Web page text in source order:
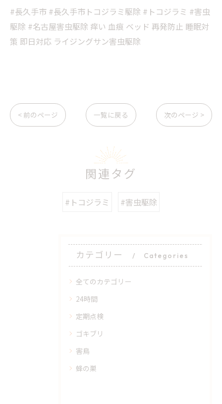
#長久手市 #長久手市トコジラミ駆除 #トコジラミ #害虫
駆除 #名古屋害虫駆除 痒い 血痕 ベッド 再発防止 睡眠対
策 即日対応 ライジングサン害虫駆除
< 前のページ 一覧に戻る 次のページ >
関連タグ
#トコジラミ #害虫駆除
カテゴリー Categories
全てのカテゴリー
24時間
定期点検
ゴキブリ
害鳥
蜂の巣